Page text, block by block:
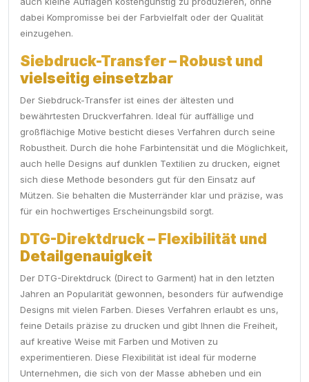
dabei Kompromisse bei der Farbvielfalt oder der Qualität
einzugehen.
Siebdruck-Transfer – Robust und
vielseitig einsetzbar
Der Siebdruck-Transfer ist eines der ältesten und
bewährtesten Druckverfahren. Ideal für auffällige und
großflächige Motive besticht dieses Verfahren durch seine
Robustheit. Durch die hohe Farbintensität und die Möglichkeit,
auch helle Designs auf dunklen Textilien zu drucken, eignet
sich diese Methode besonders gut für den Einsatz auf
Mützen. Sie behalten die Musterränder klar und präzise, was
für ein hochwertiges Erscheinungsbild sorgt.
DTG-Direktdruck – Flexibilität und
Detailgenauigkeit
Der DTG-Direktdruck (Direct to Garment) hat in den letzten
Jahren an Popularität gewonnen, besonders für aufwendige
Designs mit vielen Farben. Dieses Verfahren erlaubt es uns,
feine Details präzise zu drucken und gibt Ihnen die Freiheit,
auf kreative Weise mit Farben und Motiven zu
experimentieren. Diese Flexibilität ist ideal für moderne
Unternehmen, die sich von der Masse abheben und ein